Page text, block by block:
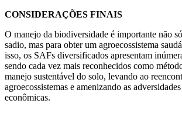
CONSIDERAÇÕES FINAIS
O manejo da biodiversidade é importante não
sadio, mas para obter um agroecossistema
isso, os SAFs diversificados apresentam
sendo cada vez mais reconhecidos como
manejo sustentável do solo, levando ao
agroecossistemas e amenizando as
econômicas.